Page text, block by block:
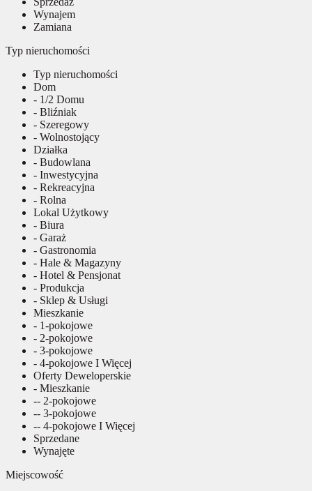
Wynajem
Zamiana
Typ nieruchomości
Typ nieruchomości
Dom
- 1/2 Domu
- Bliźniak
- Szeregowy
- Wolnostojący
Działka
- Budowlana
- Inwestycyjna
- Rekreacyjna
- Rolna
Lokal Użytkowy
- Biura
- Garaż
- Gastronomia
- Hale & Magazyny
- Hotel & Pensjonat
- Produkcja
- Sklep & Usługi
Mieszkanie
- 1-pokojowe
- 2-pokojowe
- 3-pokojowe
- 4-pokojowe I Więcej
Oferty Deweloperskie
- Mieszkanie
-- 2-pokojowe
-- 3-pokojowe
-- 4-pokojowe I Więcej
Sprzedane
Wynajęte
Miejscowość